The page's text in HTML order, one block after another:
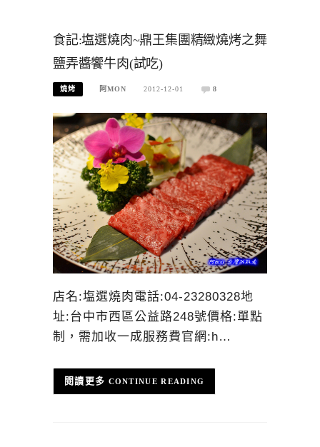
食記:塩選燒肉~鼎王集團精緻燒烤之舞
鹽弄醬饗牛肉(試吃)
燒烤 阿MON 2012-12-01 8
店名:塩選燒肉電話:04-23280328地
址:台中市西區公益路248號價格:單點
制，需加收一成服務費官網:h…
CONTINUE READING